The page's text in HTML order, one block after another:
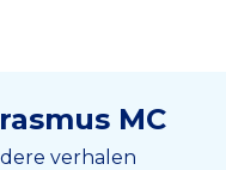
MC
verhalen